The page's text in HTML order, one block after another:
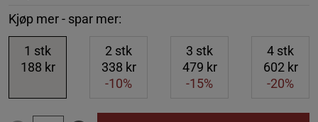
Kjøp mer - spar mer:
1 stk
188 kr
2 stk
338 kr
-10%
3 stk
479 kr
-15%
4 stk
602 kr
-20%